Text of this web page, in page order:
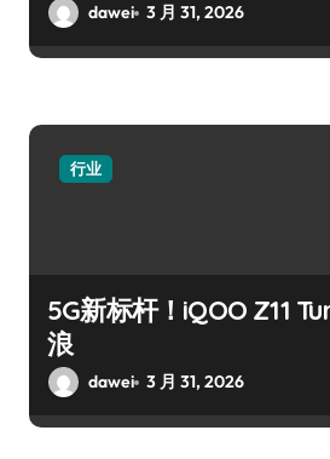
dawei 3 月 31, 2026
行业
5G新标杆！iQOO Z11
浪
dawei 3 月 31, 2026